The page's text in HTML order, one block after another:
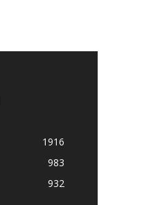
1916
983
932